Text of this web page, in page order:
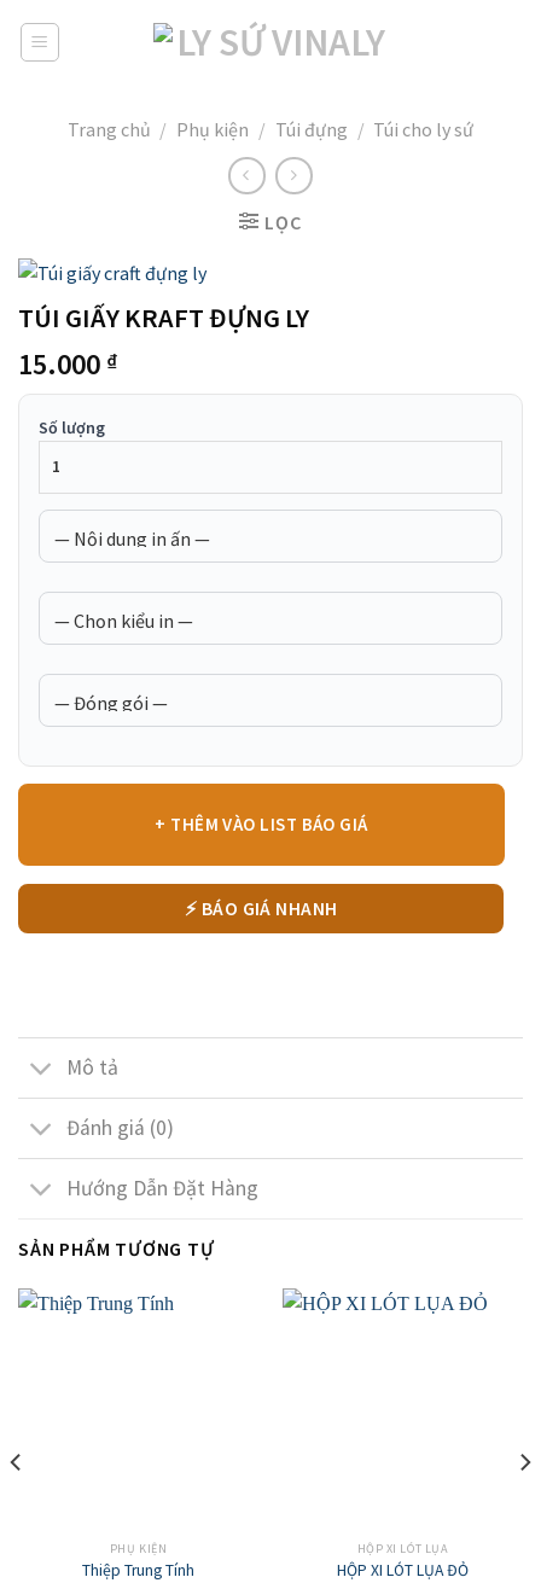
Trang chủ / Phụ kiện / Túi đựng / Túi cho ly sứ
LỌC
TÚI GIẤY KRAFT ĐỰNG LY
15.000 ₫
Số lượng
+ THÊM VÀO LIST BÁO GIÁ
⚡ BÁO GIÁ NHANH
Mô tả
Đánh giá (0)
Hướng Dẫn Đặt Hàng
SẢN PHẨM TƯƠNG TỰ
PHỤ KIỆN
Thiệp Trung Tính
HỘP XI LÓT LỤA
HỘP XI LÓT LỤA ĐỎ